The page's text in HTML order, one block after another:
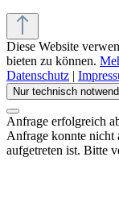
Diese Website
bieten zu können.
Datenschutz |
Nur technisch
Anfrage erfolgreich
Anfrage konnte nicht
aufgetreten ist. Bitte